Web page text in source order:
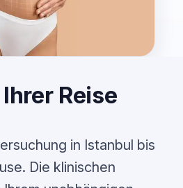
Reise
in Istanbul bis
Die klinischen